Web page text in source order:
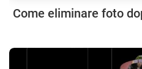
Come eliminare foto